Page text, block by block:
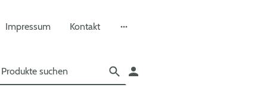
Impressum Kontakt